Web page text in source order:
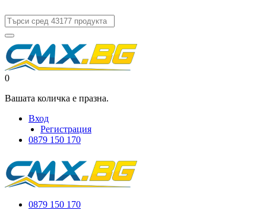
0
Вашата количка е празна.
Вход
Регистрация
0879 150 170
0879 150 170